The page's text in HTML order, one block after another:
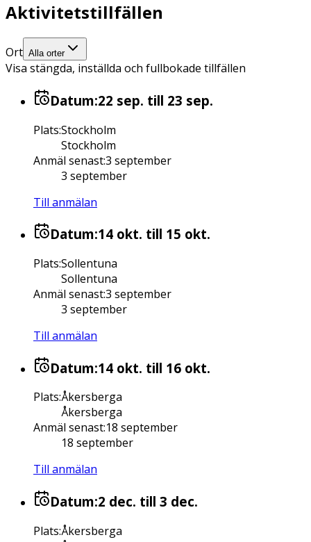
Aktivitetstillfällen
Ort Alla orter
Visa stängda, inställda och fullbokade tillfällen
Datum:22 sep. till 23 sep.
Plats:Stockholm
Stockholm
Anmäl senast:3 september
3 september
Till anmälan
Datum:14 okt. till 15 okt.
Plats:Sollentuna
Sollentuna
Anmäl senast:3 september
3 september
Till anmälan
Datum:14 okt. till 16 okt.
Plats:Åkersberga
Åkersberga
Anmäl senast:18 september
18 september
Till anmälan
Datum:2 dec. till 3 dec.
Plats:Åkersberga